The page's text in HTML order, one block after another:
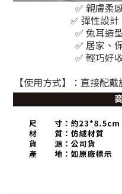
✅ 親膚柔
✅ 彈性設
✅ 兔耳造
✅ 居家、
✅ 輕巧好
【使用方式】：直接配